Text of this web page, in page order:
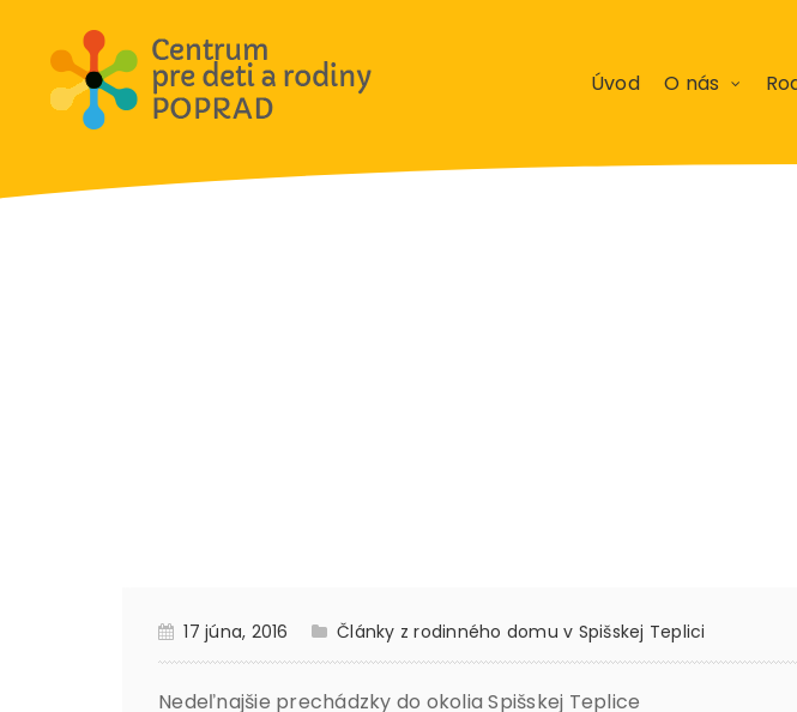
Úvod O nás
17 júna, 2016 Články z rodinného domu v Spišskej Teplici
Nedeľnajšie prechádzky do okolia Spišskej Teplice